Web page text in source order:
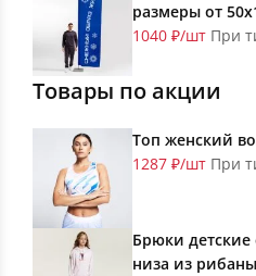
размеры от
1040 ₽/шт При
Товары по акции
Топ женский
1287 ₽/шт При
Брюки
низа из рибаны